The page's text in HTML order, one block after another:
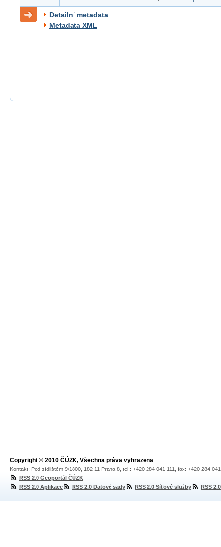
Detailní metadata
Metadata XML
Copyright © 2010 ČÚZK, Všechna práva vyhrazena
Kontakt: Pod sídlištěm 9/1800, 182 11 Praha 8, tel.: +420 284 041 111, fax: +420 284
RSS 2.0 Geoportál ČÚZK
RSS 2.0 Aplikace
RSS 2.0 Datové sady RSS 2.0 Síťové služby RSS